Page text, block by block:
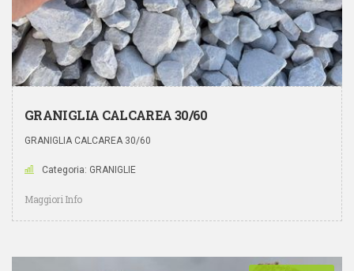
GRANIGLIA CALCAREA 30/60
GRANIGLIA CALCAREA 30/60
Categoria: GRANIGLIE
Maggiori Info